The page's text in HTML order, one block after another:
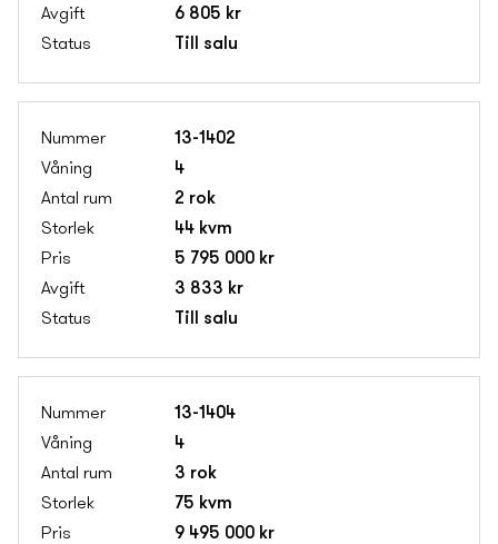
6 805 kr
Till salu
13-1402
4
2 rok
44 kvm
5 795 000 kr
3 833 kr
Till salu
13-1404
4
3 rok
75 kvm
9 495 000 kr